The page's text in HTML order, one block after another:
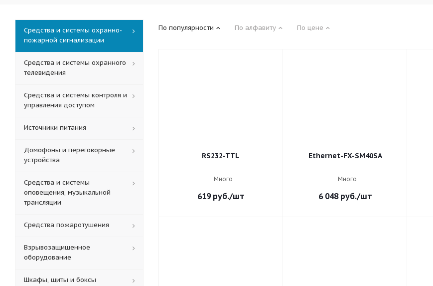
По популярности По алфавиту По цене
RS232-TTL
Много
619руб./шт
Ethernet-FX-SM40SA
Много
6 048руб./шт
Средства и системы охранно-
пожарной сигнализации
Средства и системы охранного
телевидения
Средства и системы контроля и
управления доступом
Источники питания
Домофоны и переговорные
устройства
Средства и системы
оповещения, музыкальной
трансляции
Средства пожаротушения
Взрывозащищенное
оборудование
Шкафы, щиты и боксы